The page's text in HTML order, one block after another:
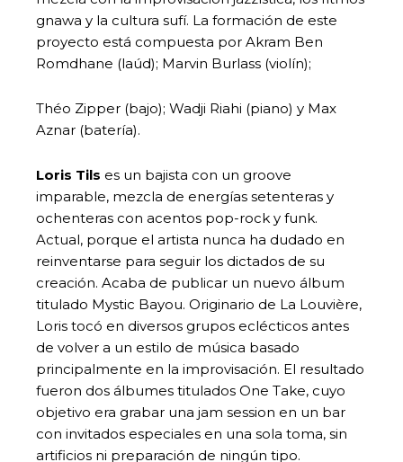
gnawa y la cultura sufí. La formación de este
proyecto está compuesta por Akram Ben
Romdhane (laúd); Marvin Burlass (violín);
Théo Zipper (bajo); Wadji Riahi (piano) y Max
Aznar (batería).
Loris Tils es un bajista con un groove
imparable, mezcla de energías setenteras y
ochenteras con acentos pop-rock y funk.
Actual, porque el artista nunca ha dudado en
reinventarse para seguir los dictados de su
creación. Acaba de publicar un nuevo álbum
titulado Mystic Bayou. Originario de La Louvière,
Loris tocó en diversos grupos eclécticos antes
de volver a un estilo de música basado
principalmente en la improvisación. El resultado
fueron dos álbumes titulados One Take, cuyo
objetivo era grabar una jam session en un bar
con invitados especiales en una sola toma, sin
artificios ni preparación de ningún tipo.